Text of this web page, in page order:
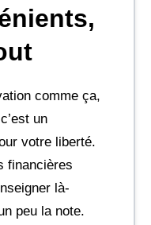
comme ça,
un
votre liberté.
financières
là-
peu la note.